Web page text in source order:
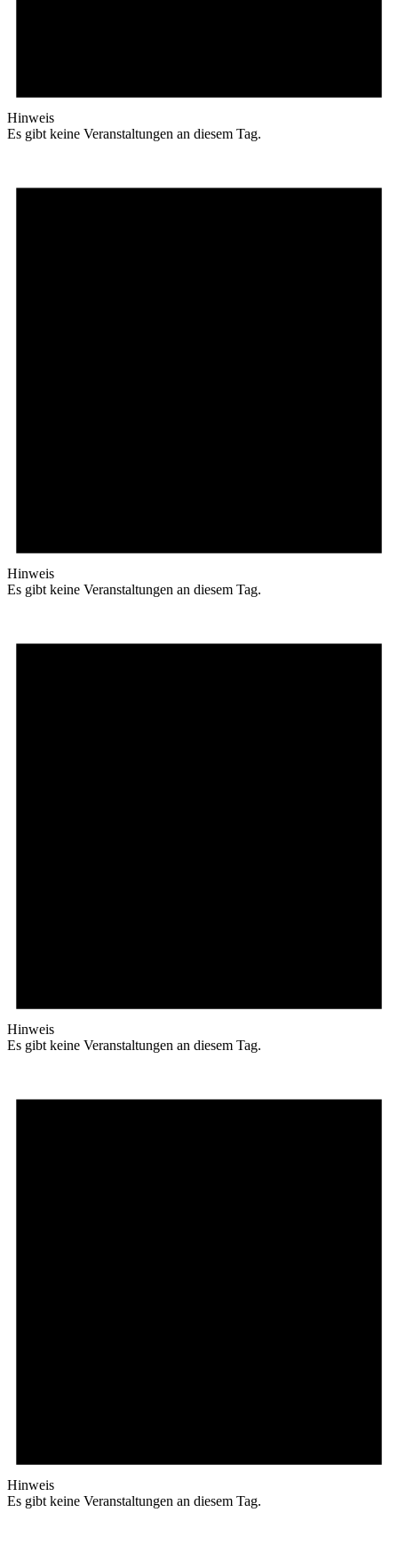
Hinweis
Es gibt keine Veranstaltungen an diesem Tag.
Hinweis
Es gibt keine Veranstaltungen an diesem Tag.
Hinweis
Es gibt keine Veranstaltungen an diesem Tag.
Hinweis
Es gibt keine Veranstaltungen an diesem Tag.